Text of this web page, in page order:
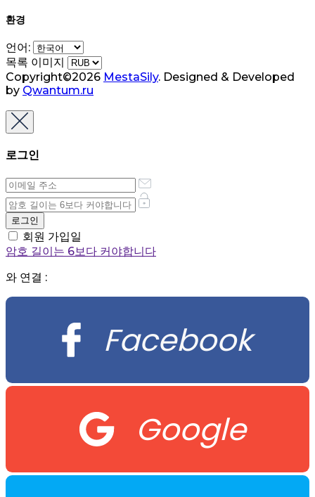
환경
언어:
목록 이미지
Copyright©2026 MestaSily. Designed & Developed
by Qwantum.ru
로그인
회원 가입일
암호 길이는 6보다 커야합니다
와 연결 :
Facebook
Google